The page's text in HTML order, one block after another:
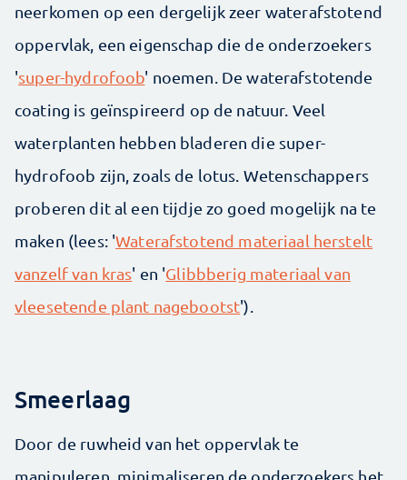
neerkomen op een dergelijk zeer waterafstotend
oppervlak, een eigenschap die de onderzoekers
'super-hydrofoob' noemen. De waterafstotende
coating is geïnspireerd op de natuur. Veel
waterplanten hebben bladeren die super-
hydrofoob zijn, zoals de lotus. Wetenschappers
proberen dit al een tijdje zo goed mogelijk na te
maken (lees: 'Waterafstotend materiaal herstelt
vanzelf van kras' en 'Glibbberig materiaal van
vleesetende plant nagebootst').
Smeerlaag
Door de ruwheid van het oppervlak te
manipuleren, minimaliseren de onderzoekers het